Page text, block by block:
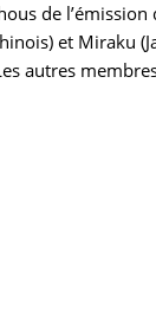
de
et Miraku
autres